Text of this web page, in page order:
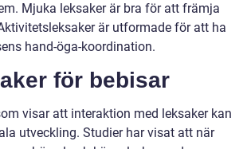
Mjuka leksaker är bra för att främja
är utformade för att ha
hand-öga-koordination.
för bebisar
visar att interaktion med leksaker kan
utveckling. Studier har visat att när